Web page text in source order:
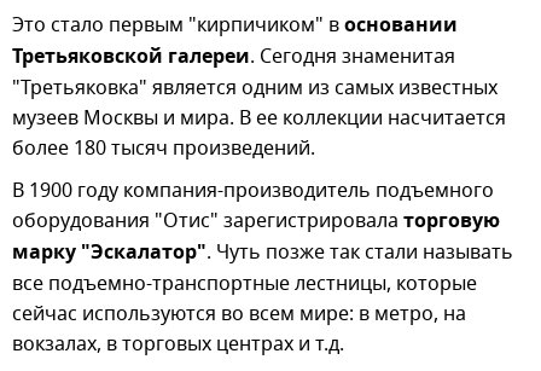
Это стало первым "кирпичиком" восновании
Третьяковской галереи. Сегодня знаменитая
"Третьяковка" является одним из самых известных
музеев Москвы и мира. В ее коллекции насчитается
более 180 тысяч произведений.
В 1900 году компания-производитель подъемного
оборудования "Отис" зарегистрировала торговую
марку "Эскалатор". Чуть позже так стали называть
все подъемно-транспортные лестницы, которые
сейчас используются во всем мире: в метро, на
вокзалах, в торговых центрах и т.д.